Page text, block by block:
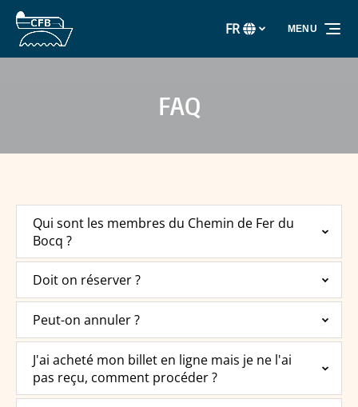
Aller à la navigation principale
Aller au contenu
Aller au pied de page
Sélectionnez
votre
FR MENU
FAQ
Qui sont les membres du Chemin de Fer du
Bocq ?
Doit on réserver ?
Peut-on annuler ?
J'ai acheté mon billet en ligne mais je ne l'ai
pas reçu, comment procéder ?